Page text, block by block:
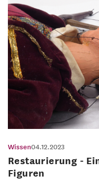
Wissen04.12.2023
Restaurierung -
Figuren